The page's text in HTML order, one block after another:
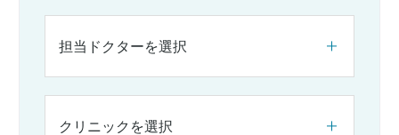
担当ドクターを選択
クリニックを選択